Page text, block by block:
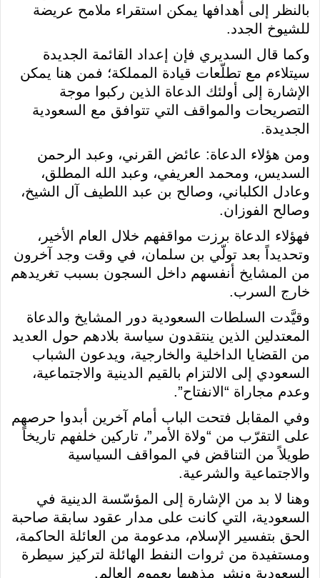
بالنظر إلى أهدافها يمكن استقراء ملامح عريضة
للشيوخ الجدد.
وكما قال السديري فإن إعداد القائمة الجديدة
سيتلاءم مع تطلّعات قيادة المملكة؛ فمن هنا يمكن
الإشارة إلى أولئك الدعاة الذين ركبوا موجة
التصريحات والمواقف التي تتوافق مع السعودية
الجديدة.
ومن هؤلاء الدعاة: عائض القرني، وعبد الرحمن
السديس، ومحمد العريفي، وعبد الله المطلق،
وعادل الكلباني، وصالح بن عبد اللطيف آل الشيخ،
وصالح الفوزان.
فهؤلاء الدعاة برزت مواقفهم خلال العام الأخير،
وتحديداً بعد تولّي بن سلمان، في وقت وجد آخرون
من المشايخ أنفسهم داخل السجون بسبب تغريدهم
خارج السرب.
وقيَّدت السلطات السعودية دور المشايخ والدعاة
المعتدلين الذين ينتقدون سياسة بلادهم حول العديد
من القضايا الداخلية والخارجية، ويدعون الشباب
السعودي إلى الالتزام بالقيم الدينية والاجتماعية،
وعدم مجاراة “الانفتاح”.
وفي المقابل فتحت الباب أمام آخرين أبدوا حرصهم
على التقرّب من “ولاة الأمر”، تاركين خلفهم تاريخاً
طويلاً من التناقض في المواقف السياسية
والاجتماعية والشرعية.
وهنا لا بد من الإشارة إلى المؤسّسة الدينية في
السعودية، التي كانت على مدار عقود سابقة صاحبة
الحق بتفسير الإسلام، مدعومة من العائلة الحاكمة،
ومستفيدة من ثروات النفط الهائلة لتركيز سيطرة
السعودية ونشر مذهبها بعموم العالم.